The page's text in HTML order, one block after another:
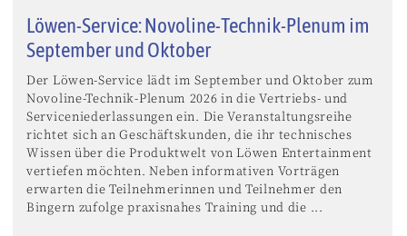
Löwen-Service: Novoline-Technik-Plenum im
September und Oktober
Der Löwen-Service lädt im September und Oktober zum
Novoline-Technik-Plenum 2026 in die Vertriebs- und
Serviceniederlassungen ein. Die Veranstaltungsreihe
richtet sich an Geschäftskunden, die ihr technisches
Wissen über die Produktwelt von Löwen Entertainment
vertiefen möchten. Neben informativen Vorträgen
erwarten die Teilnehmerinnen und Teilnehmer den
Bingern zufolge praxisnahes Training und die ...